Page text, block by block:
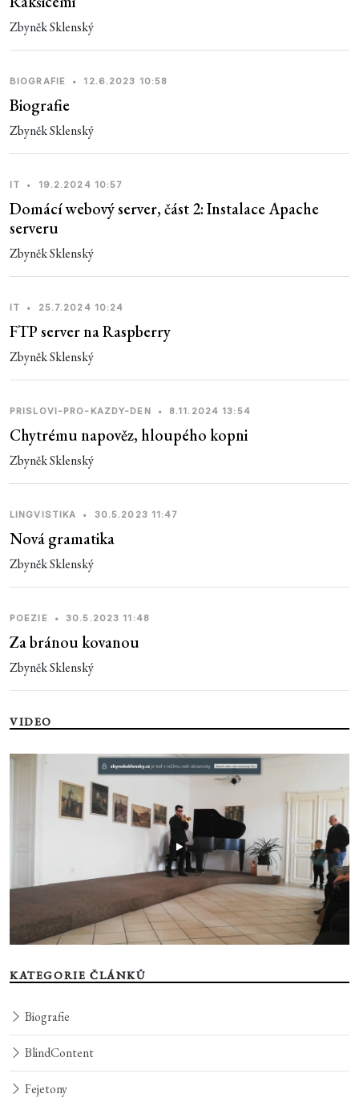
Zbyněk Sklenský
BIOGRAFIE • 12.6.2023 10:58
Biografie
Zbyněk Sklenský
IT • 19.2.2024 10:57
Domácí webový server, část 2: Instalace Apache
serveru
Zbyněk Sklenský
IT • 25.7.2024 10:24
FTP server na Raspberry
Zbyněk Sklenský
PRISLOVI-PRO-KAZDY-DEN • 8.11.2024 13:54
Chytrému napověz, hloupého kopni
Zbyněk Sklenský
LINGVISTIKA • 30.5.2023 11:47
Nová gramatika
Zbyněk Sklenský
POEZIE • 30.5.2023 11:48
Za bránou kovanou
Zbyněk Sklenský
VIDEO
KATEGORIE ČLÁNKŮ
Biografie
BlindContent
Fejetony